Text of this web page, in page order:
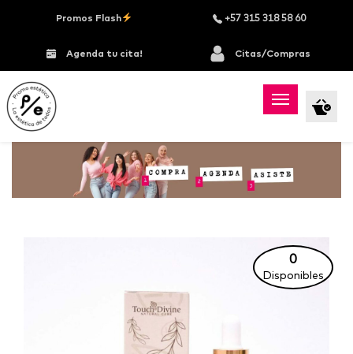
Promos Flash +57 315 318 58 60
Agenda tu cita! Citas/Compras
0
Disponibles